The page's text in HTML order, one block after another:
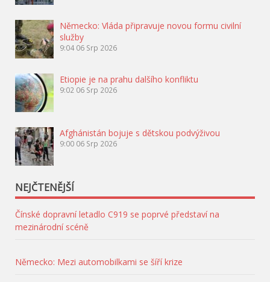
Německo: Vláda připravuje novou formu civilní
služby
9:04 06 Srp 2026
Etiopie je na prahu dalšího konfliktu
9:02 06 Srp 2026
Afghánistán bojuje s dětskou podvýživou
9:00 06 Srp 2026
NEJČTENĚJŠÍ
Čínské dopravní letadlo C919 se poprvé představí na
mezinárodní scéně
Německo: Mezi automobilkami se šíří krize